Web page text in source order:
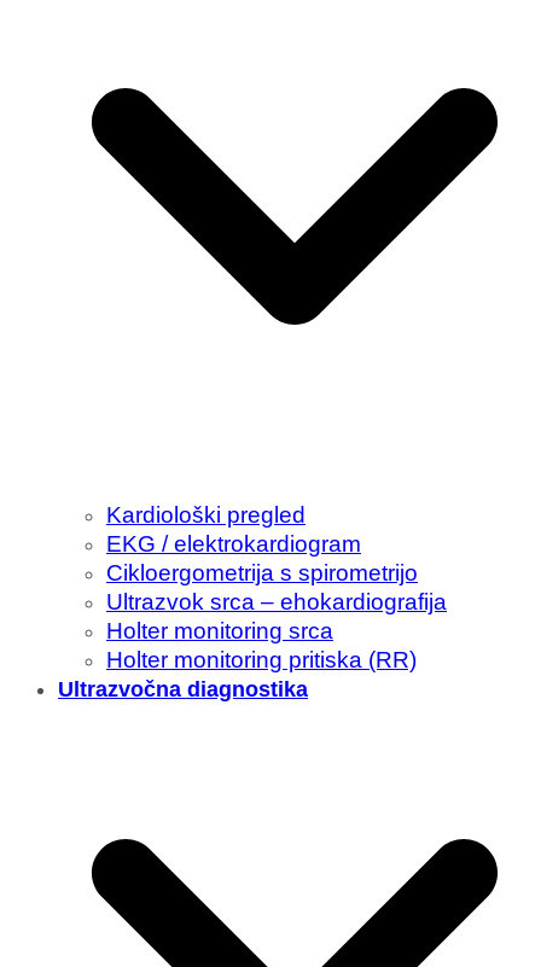
Kardiološki pregled
EKG / elektrokardiogram
Cikloergometrija s spirometrijo
Ultrazvok srca – ehokardiografija
Holter monitoring srca
Holter monitoring pritiska (RR)
Ultrazvočna diagnostika